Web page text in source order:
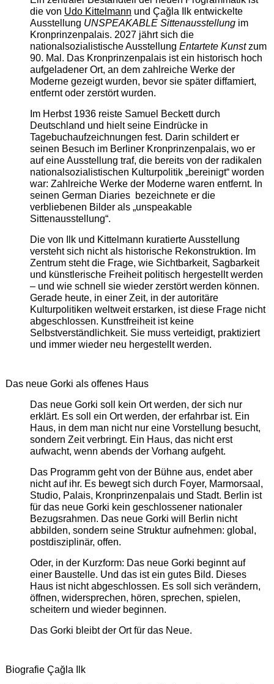
die von Udo Kittelmann und Çağla Ilk entwickelte
Ausstellung UNSPEAKABLE Sittenausstellungim
Kronprinzenpalais. 2027 jährt sich die
nationalsozialistische Ausstellung Entartete Kunstzum
90. Mal. Das Kronprinzenpalais ist ein historisch hoch
aufgeladener Ort, an dem zahlreiche Werke der
Moderne gezeigt wurden, bevor sie später diffamiert,
entfernt oder zerstört wurden.
Im Herbst 1936 reiste Samuel Beckett durch
Deutschland und hielt seine Eindrücke in
Tagebuchaufzeichnungen fest. Darin schildert er
seinen Besuch im Berliner Kronprinzenpalais, wo er
auf eine Ausstellung traf, die bereits von der radikalen
nationalsozialistischen Kulturpolitik „bereinigt“ worden
war: Zahlreiche Werke der Moderne waren entfernt. In
seinen German Diaries bezeichnete er die
verbliebenen Bilder als „unspeakable
Sittenausstellung“.
Die von Ilk und Kittelmann kuratierte Ausstellung
versteht sich nicht als historische Rekonstruktion. Im
Zentrum steht die Frage, wie Sichtbarkeit, Sagbarkeit
und künstlerische Freiheit politisch hergestellt werden
– und wie schnell sie wieder zerstört werden können.
Gerade heute, in einer Zeit, in der autoritäre
Kulturpolitiken weltweit erstarken, ist diese Frage nicht
abgeschlossen. Kunstfreiheit ist keine
Selbstverständlichkeit. Sie muss verteidigt, praktiziert
und immer wieder neu hergestellt werden.
Das neue Gorki als offenes Haus
Das neue Gorki soll kein Ort werden, der sich nur
erklärt. Es soll ein Ort werden, der erfahrbar ist. Ein
Haus, in dem man nicht nur eine Vorstellung besucht,
sondern Zeit verbringt. Ein Haus, das nicht erst
aufwacht, wenn abends der Vorhang aufgeht.
Das Programm geht von der Bühne aus, endet aber
nicht auf ihr. Es bewegt sich durch Foyer, Marmorsaal,
Studio, Palais, Kronprinzenpalais und Stadt. Berlin ist
für das neue Gorki kein geschlossener nationaler
Bezugsrahmen. Das neue Gorki will Berlin nicht
abbilden, sondern seine Struktur aufnehmen: global,
postdisziplinär, offen.
Oder, in der Kurzform: Das neue Gorki beginnt auf
einer Baustelle. Und das ist ein gutes Bild. Dieses
Haus ist nicht abgeschlossen. Es soll sich verändern,
öffnen, widersprechen, hören, sprechen, spielen,
scheitern und wieder beginnen.
Das Gorki bleibt der Ort für das Neue.
Biografie Çağla Ilk